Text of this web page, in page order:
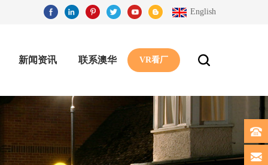
English
VR看厂
新闻资讯 联系澳华